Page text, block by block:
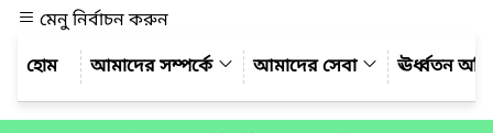
মেনু নির্বাচন করুন
আমাদের সম্পর্কে
আমাদের সেবা ঊর্ধ্বতন